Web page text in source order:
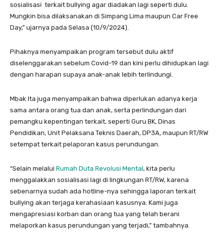
sosialisasi terkait bullying agar diadakan lagi seperti dulu.
Mungkin bisa dilaksanakan di Simpang Lima maupun Car Free
Day,” ujarnya pada Selasa (10/9/2024).
Pihaknya menyampaikan program tersebut dulu aktif
diselenggarakan sebelum Covid-19 dan kini perlu dihidupkan lagi
dengan harapan supaya anak-anak lebih terlindungi.
Mbak Ita juga menyampaikan bahwa diperlukan adanya kerja
sama antara orang tua dan anak, serta perlindungan dari
pemangku kepentingan terkait, seperti Guru BK, Dinas
Pendidikan, Unit Pelaksana Teknis Daerah, DP3A, maupun RT/RW
setempat terkait pelaporan kasus perundungan.
“Selain melalui Rumah Duta Revolusi Mental, kita perlu
menggalakkan sosialisasi lagi di lingkungan RT/RW, karena
sebenarnya sudah ada hotline-nya sehingga laporan terkait
bullying akan terjaga kerahasiaan kasusnya. Kami juga
mengapresiasi korban dan orang tua yang telah berani
melaporkan kasus perundungan yang terjadi,” tambahnya.